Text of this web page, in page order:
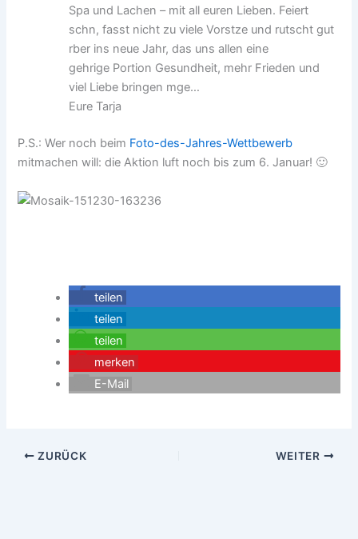
Spa und Lachen – mit all euren Lieben. Feiert
schn, fasst nicht zu viele Vorstze und rutscht gut
rber ins neue Jahr, das uns allen eine
gehrige Portion Gesundheit, mehr Frieden und
viel Liebe bringen mge…
Eure Tarja
P.S.: Wer noch beim Foto-des-Jahres-Wettbewerb
mitmachen will: die Aktion luft noch bis zum 6. Januar! 🙂
teilen
teilen
teilen
merken
E-Mail
ZURÜCK WEITER